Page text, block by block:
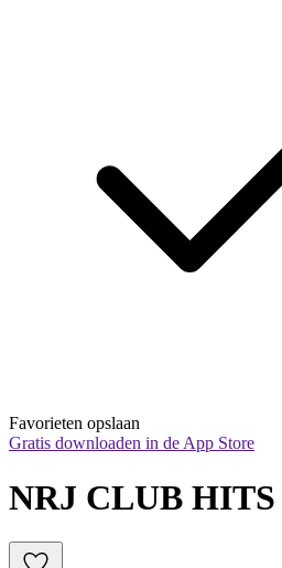
Favorieten opslaan
Gratis downloaden in de App Store
NRJ CLUB HITS